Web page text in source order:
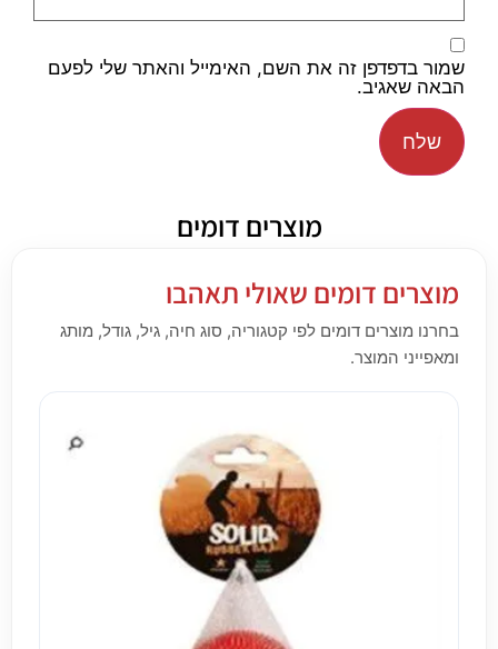
שמור בדפדפן זה את השם, האימייל והאתר שלי לפעם
הבאה שאגיב.
מוצרים דומים
מוצרים דומים שאולי תאהבו
בחרנו מוצרים דומים לפי קטגוריה, סוג חיה, גיל, גודל, מותג
ומאפייני המוצר.